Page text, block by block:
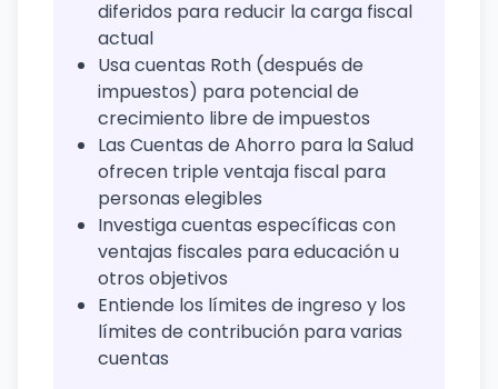
diferidos para reducir la carga fiscal
actual
Usa cuentas Roth (después de
impuestos) para potencial de
crecimiento libre de impuestos
Las Cuentas de Ahorro para la Salud
ofrecen triple ventaja fiscal para
personas elegibles
Investiga cuentas específicas con
ventajas fiscales para educación u
otros objetivos
Entiende los límites de ingreso y los
límites de contribución para varias
cuentas